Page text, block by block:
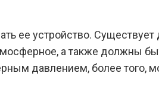
ее устройство.
а также должны
давлением, более того,